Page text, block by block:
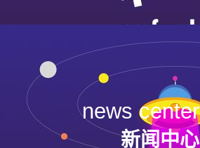
news center
新闻中心